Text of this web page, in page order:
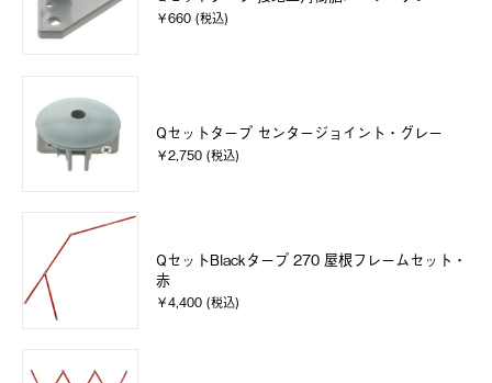
￥660 (税込)
Qセットタープ センタージョイント・グレー
￥2,750 (税込)
QセットBlackタープ 270 屋根フレームセット・
赤
￥4,400 (税込)